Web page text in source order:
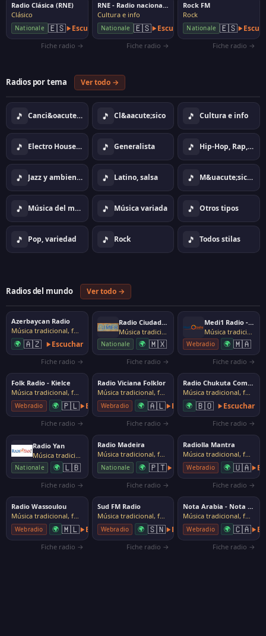
Radio Clásica (RNE)
Clásico
Nationale 🇪🇸 Escuchar
Fiche radio →
RNE - Radio nacional de España
Cultura e info
Nationale 🇪🇸 Escuchar
Fiche radio →
Rock FM
Rock
Nationale 🇪🇸
Fiche radio →
Radios por tema Ver todo →
🎵 Canci&oacute;n 🎵 Cl&aacute;sico 🎵 Cultura e info
🎵 Electro House Dance 🎵 Generalista 🎵 Hip-Hop, Rap, Urban
🎵 Jazz y ambiente 🎵 Latino, salsa 🎵 M&uacute;sica tradicional, folk
🎵 Música del mundo 🎵 Música variada 🎵 Otros tipos
🎵 Pop, variedad 🎵 Rock 🎵 Todos stilas
Radios del mundo Ver todo →
Azerbaycan Radio
Música tradicional, folk
🌍 🇦🇿 Escuchar
Fiche radio →
Radio Ciudadana
Música tradicional, folk
Nationale 🌍 🇲🇽
Fiche radio →
Medi1 Radio - Andalouse
Música tradicional, folk
Webradio 🌍 🇲🇦
Fiche radio →
Folk Radio - Kielce
Música tradicional, folk
Webradio 🌍 🇵🇱 Escuchar
Fiche radio →
Radio Viciana Folklor
Música tradicional, folk
Webradio 🌍 🇦🇱 Escuchar
Fiche radio →
Radio Chukuta Comunicaciones
Música tradicional, folk
🌍 🇧🇴 Escuchar
Fiche radio →
Radio Yan
Música tradicional, folk
Nationale 🌍 🇱🇧
Fiche radio →
Radio Madeira
Música tradicional, folk
Nationale 🌍 🇵🇹 Escuchar
Fiche radio →
Radiolla Mantra
Música tradicional, folk
Webradio 🌍 🇺🇦
Fiche radio →
Radio Wassoulou
Música tradicional, folk
Webradio 🌍 🇲🇱 Escuchar
Fiche radio →
Sud FM Radio
Música tradicional, folk
Webradio 🌍 🇸🇳 Escuchar
Fiche radio →
Nota Arabia - Nota Magharibia
Música tradicional, folk
Webradio 🌍 🇨🇦
Fiche radio →